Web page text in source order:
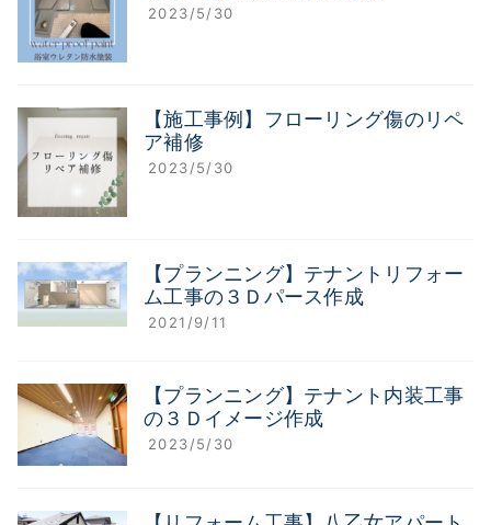
2023/5/30
【施工事例】フローリング傷のリペ
ア補修
2023/5/30
【プランニング】テナントリフォー
ム工事の３Ｄパース作成
2021/9/11
【プランニング】テナント内装工事
の３Ｄイメージ作成
2023/5/30